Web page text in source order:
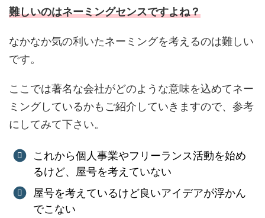
難しいのはネーミングセンスですよね？
なかなか気の利いたネーミングを考えるのは難しい
です。
ここでは著名な会社がどのような意味を込めてネー
ミングしているかもご紹介していきますので、参考
にしてみて下さい。
これから個人事業やフリーランス活動を始め
るけど、屋号を考えていない
屋号を考えているけど良いアイデアが浮かん
でこない